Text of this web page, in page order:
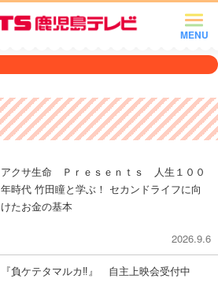
MENU
アクサ生命 Ｐｒｅｓｅｎｔｓ 人生１００
年時代 竹田瞳と学ぶ！ セカンドライフに向
けたお金の基本
2026.9.6
『負ケテタマルカ‼︎』 自主上映会受付中